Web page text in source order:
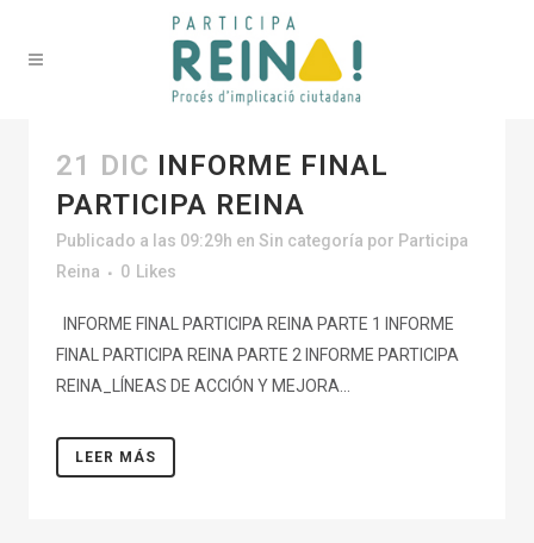
21 DIC INFORME FINAL
PARTICIPA REINA
Publicado a las 09:29h en Sin categoría por Participa
Reina
0 Likes
INFORME FINAL PARTICIPA REINA PARTE 1 INFORME
FINAL PARTICIPA REINA PARTE 2 INFORME PARTICIPA
REINA_LÍNEAS DE ACCIÓN Y MEJORA...
LEER MÁS